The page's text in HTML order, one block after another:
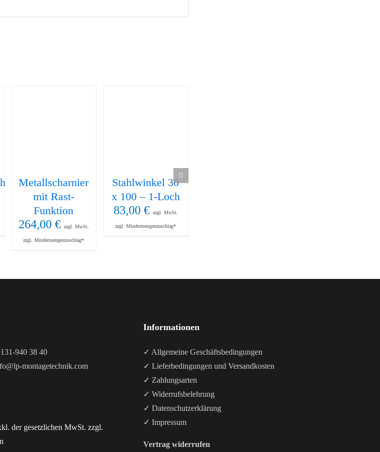
Metallscharnier
mit Rast-
Funktion
264,00 € zzgl. MwSt.
zzgl. Mindermengenzuschlag*
Stahlwinkel 30
x 100 – 1-Loch
83,00 € zzgl. MwSt.
zzgl. Mindermengenzuschlag*
940 38 40
montagetechnik.com
der gesetzlichen MwSt. zzgl.
Informationen
✓ Allgemeine Geschäftsbedingungen
✓ Lieferbedingungen und Versandkosten
✓ Zahlungsarten
✓ Widerrufsbelehrung
✓ Datenschutzerklärung
✓ Impressum
Vertrag widerrufen